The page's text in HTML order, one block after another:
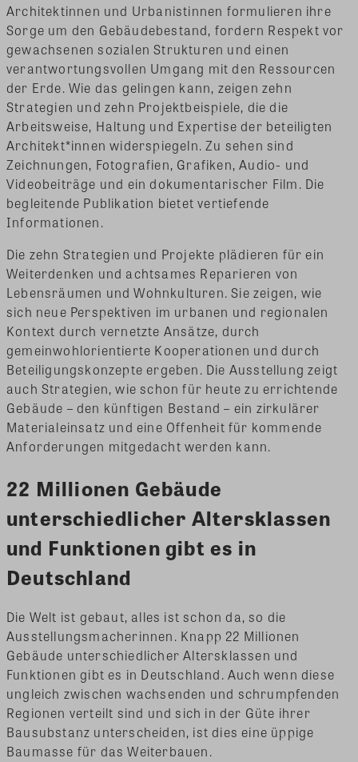
Architektinnen und Urbanistinnen formulieren ihre
Sorge um den Gebäudebestand, fordern Respekt vor
gewachsenen sozialen Strukturen und einen
verantwortungsvollen Umgang mit den Ressourcen
der Erde. Wie das gelingen kann, zeigen zehn
Strategien und zehn Projektbeispiele, die die
Arbeitsweise, Haltung und Expertise der beteiligten
Architekt*innen widerspiegeln. Zu sehen sind
Zeichnungen, Fotografien, Grafiken, Audio- und
Videobeiträge und ein dokumentarischer Film. Die
begleitende Publikation bietet vertiefende
Informationen.
Die zehn Strategien und Projekte plädieren für ein
Weiterdenken und achtsames Reparieren von
Lebensräumen und Wohnkulturen. Sie zeigen, wie
sich neue Perspektiven im urbanen und regionalen
Kontext durch vernetzte Ansätze, durch
gemeinwohlorientierte Kooperationen und durch
Beteiligungskonzepte ergeben. Die Ausstellung zeigt
auch Strategien, wie schon für heute zu errichtende
Gebäude – den künftigen Bestand – ein zirkulärer
Materialeinsatz und eine Offenheit für kommende
Anforderungen mitgedacht werden kann.
22 Millionen Gebäude
unterschiedlicher Altersklassen
und Funktionen gibt es in
Deutschland
Die Welt ist gebaut, alles ist schon da, so die
Ausstellungsmacherinnen. Knapp 22 Millionen
Gebäude unterschiedlicher Altersklassen und
Funktionen gibt es in Deutschland. Auch wenn diese
ungleich zwischen wachsenden und schrumpfenden
Regionen verteilt sind und sich in der Güte ihrer
Bausubstanz unterscheiden, ist dies eine üppige
Baumasse für das Weiterbauen.